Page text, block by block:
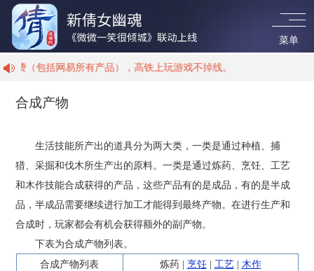
菜单
首 页
新闻资讯
游戏资料
职业介绍
网易所有产品），高铁上玩游戏不掉线。
合成产物
生活技能所产出的道具分为两大类，一类是通过种植、捕
猎、采掘和伐木所生产出的原料。一类是通过炼药、烹饪、工艺
和木作技能合成获得的产品，这些产品有的是成品，有的是半成
品，半成品需要继续进行加工才能得到最终产物。在进行生产和
合成时，玩家都会有机会获得额外的副产物。
下表为合成产物列表。
合成产物列表
炼药| 烹饪| 工艺| 木作